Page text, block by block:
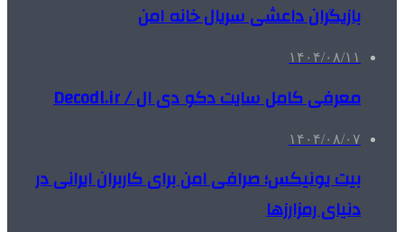
بازیگران داعشی سریال خانه امن
۱۴۰۴/۰۸/۱۱
معرفی کامل سایت دکو دی ال / Decodl.ir
۱۴۰۴/۰۸/۰۷
بیت یونیکس؛ صرافی امن برای کاربران ایرانی در
دنیای رمزارزها